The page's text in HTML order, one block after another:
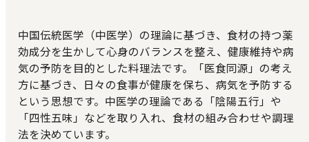
中国伝統医学（中医学）の理論に基づき、食材の持つ薬
効成分を生かして心身のバランスを整え、健康維持や病
気の予防を目的とした料理法です。「医食同源」の考え
方に基づき、日々の食事が健康を保ち、病気を予防する
という思想です。中医学の理論である「陰陽五行」や
「四性五味」などを取り入れ、食材の組み合わせや調理
法を決めています。